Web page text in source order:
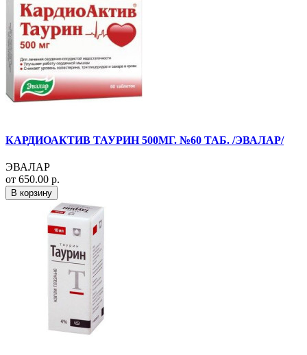
КАРДИОАКТИВ ТАУРИН 500МГ. №60 ТАБ. /ЭВАЛАР/
ЭВАЛАР
от 650.00 р.
В корзину